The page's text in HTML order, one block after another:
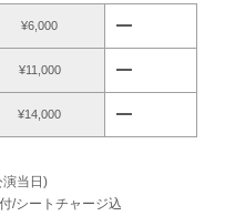
¥6,000 remove
¥11,000 remove
¥14,000 remove
演当日)
/シートチャージ込